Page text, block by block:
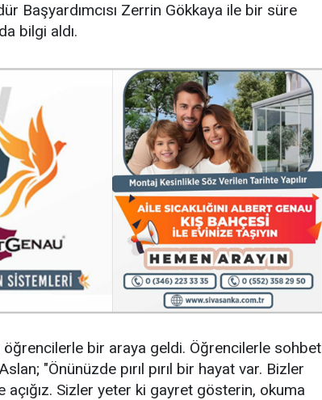
Başyardımcısı Zerrin Gökkaya ile bir süre
bilgi aldı.
bir araya geldi. Öğrencilerle sohbet
"Önünüzde pırıl pırıl bir hayat var. Bizler
Sizler yeter ki gayret gösterin, okuma